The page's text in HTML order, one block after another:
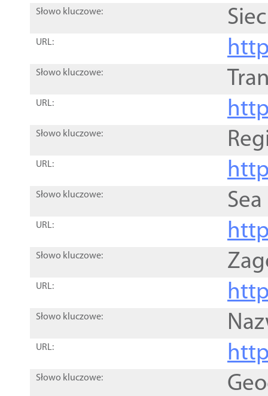
Słowo kluczowe:
URL:
Słowo kluczowe:
URL:
Słowo kluczowe:
URL:
Słowo kluczowe:
URL:
Słowo kluczowe:
URL:
Słowo kluczowe:
URL:
Słowo kluczowe: